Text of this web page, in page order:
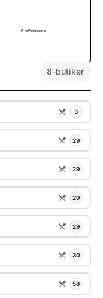
E = Entrance
8-butiker
3
29
29
29
29
30
58